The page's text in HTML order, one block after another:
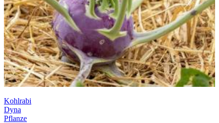
Kohlrabi
Dyna
Pflanze